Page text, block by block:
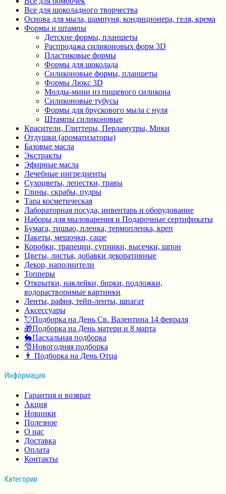
Все для шоколадного творчества
Основа для мыла, шампуня, кондиционера, геля, крема
Формы и штампы
Детские формы, планшеты
Распродажа силиконовых форм 3D
Пластиковые формы
Формы для шоколада
Силиконовые формы, планшеты
Формы Люкс 3D
Молды-мини из пищевого силикона
Силиконовые тубусы
Формы для брускового мыла с нуля
Штампы силиконовые
Красители, Глиттеры, Перламутры, Мики
Отдушки (ароматизаторы)
Базовые масла
Экстракты
Эфирные масла
Лечебные ингредиенты
Сухоцветы, лепестки, травы
Глины, скрабы, пудры
Тара косметическая
Лабораторная посуда, инвентарь и оборудование
Наборы для мыловарения и Подарочные сертификаты
Бумага, тишью, пленка, термопленка, креп
Пакеты, мешочки, саше
Коробки, трапеции, супники, высечки, шпон
Цветы, листья, добавки декоративные
Декор, наполнители
Топперы
Открытки, наклейки, бирки, подложки,
водорастворимые картинки
Ленты, рафия, тейп-ленты, шпагат
Аксессуары
💘Подборка на День Св. Валентина 14 февраля
🎁Подборка на День матери и 8 марта
🐇Пасхальная подборка
🎅Новогодняя подборка
👨 Подборка на День Отца
Информация
Гарантия и возврат
Акция
Новинки
Полезное
О нас
Доставка
Оплата
Контакты
Категории